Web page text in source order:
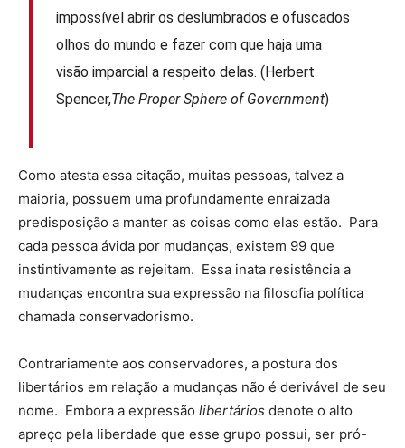
impossível abrir os deslumbrados e ofuscados
olhos do mundo e fazer com que haja uma
visão imparcial a respeito delas. (Herbert
Spencer,The Proper Sphere of Government)
Como atesta essa citação, muitas pessoas, talvez a
maioria, possuem uma profundamente enraizada
predisposição a manter as coisas como elas estão. Para
cada pessoa ávida por mudanças, existem 99 que
instintivamente as rejeitam. Essa inata resistência a
mudanças encontra sua expressão na filosofia política
chamada conservadorismo.
Contrariamente aos conservadores, a postura dos
libertários em relação a mudanças não é derivável de seu
nome. Embora a expressão libertários denote o alto
apreço pela liberdade que esse grupo possui, ser pró-